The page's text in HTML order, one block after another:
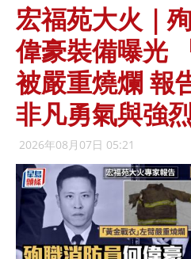
宏福苑大火｜
偉豪裝備曝光
被嚴重燒爛 報
非凡勇氣與強
2026年08月07日 05:21